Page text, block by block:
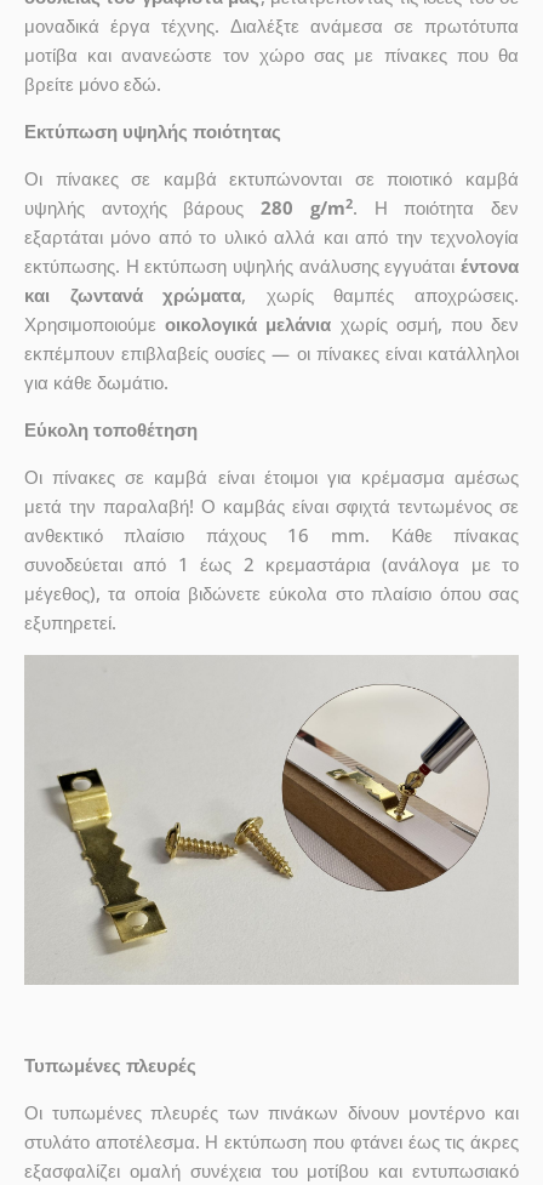
μοναδικά έργα τέχνης. Διαλέξτε ανάμεσα σε πρωτότυπα
μοτίβα και ανανεώστε τον χώρο σας με πίνακες που θα
βρείτε μόνο εδώ.
Εκτύπωση υψηλής ποιότητας
Οι πίνακες σε καμβά εκτυπώνονται σε ποιοτικό καμβά
υψηλής αντοχής βάρους280 g/m2. Η ποιότητα δεν
εξαρτάται μόνο από το υλικό αλλά και από την τεχνολογία
εκτύπωσης. Η εκτύπωση υψηλής ανάλυσης εγγυάταιέντονα
και ζωντανά χρώματα, χωρίς θαμπές αποχρώσεις.
Χρησιμοποιούμεοικολογικά μελάνια χωρίς οσμή, που δεν
εκπέμπουν επιβλαβείς ουσίες — οι πίνακες είναι κατάλληλοι
για κάθε δωμάτιο.
Εύκολη τοποθέτηση
Οι πίνακες σε καμβά είναι έτοιμοι για κρέμασμα αμέσως
μετά την παραλαβή! Ο καμβάς είναι σφιχτά τεντωμένος σε
ανθεκτικό πλαίσιο πάχους 16 mm. Κάθε πίνακας
συνοδεύεται από 1 έως 2 κρεμαστάρια (ανάλογα με το
μέγεθος), τα οποία βιδώνετε εύκολα στο πλαίσιο όπου σας
εξυπηρετεί.
Τυπωμένες πλευρές
Οι τυπωμένες πλευρές των πινάκων δίνουν μοντέρνο και
στυλάτο αποτέλεσμα. Η εκτύπωση που φτάνει έως τις άκρες
εξασφαλίζει ομαλή συνέχεια του μοτίβου και εντυπωσιακό